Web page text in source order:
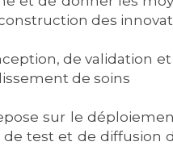
des
de validation
de soins
sur le
test et de diffusion